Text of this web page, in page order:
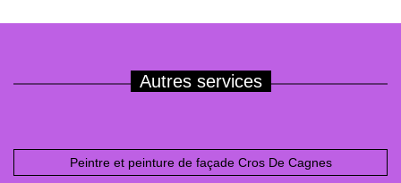
Autres services
Peintre et peinture de façade Cros De Cagnes